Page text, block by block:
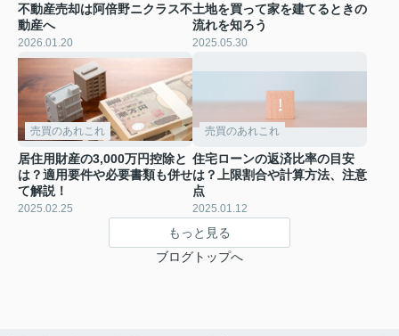
不動産売却は阿倍野ニクラス不
動産へ
2026.01.20
土地を買って家を建てるときの
流れを知ろう
2025.05.30
売買のあれこれ
居住用財産の3,000万円控除と
は？適用要件や必要書類も併せ
て解説！
2025.02.25
売買のあれこれ
住宅ローンの返済比率の目安
は？上限割合や計算方法、注意
点
2025.01.12
もっと見る
ブログトップへ